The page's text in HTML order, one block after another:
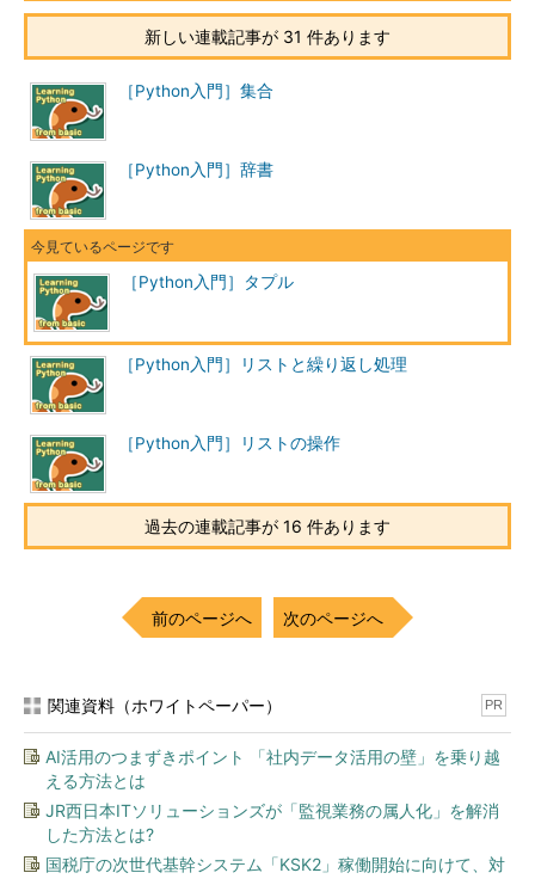
新しい連載記事が 31 件あります
［Python入門］集合
［Python入門］辞書
［Python入門］タプル
［Python入門］リストと繰り返し処理
［Python入門］リストの操作
過去の連載記事が 16 件あります
前のページへ 次のページへ
関連資料（ホワイトペーパー） PR
AI活用のつまずきポイント 「社内データ活用の壁」を乗り越
える方法とは
JR西日本ITソリューションズが「監視業務の属人化」を解消
した方法とは?
国税庁の次世代基幹システム「KSK2」稼働開始に向けて、対